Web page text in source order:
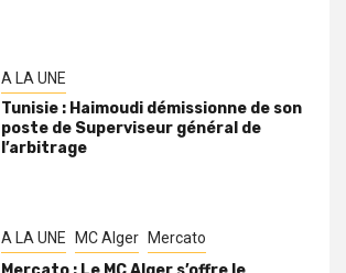
A LA UNE
Tunisie : Haimoudi démissionne de son
poste de Superviseur général de
l’arbitrage
A LA UNE MC Alger Mercato